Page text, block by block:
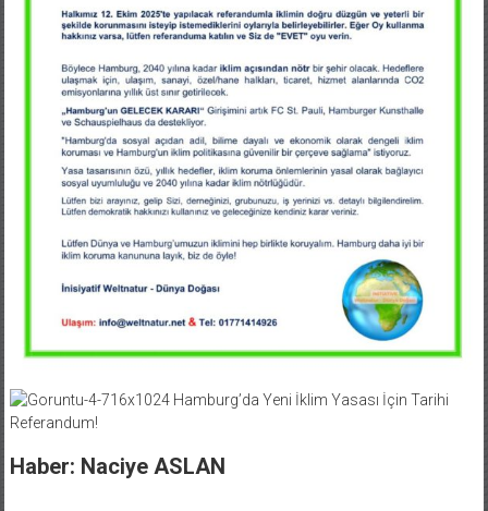
Haber: Naciye ASLAN